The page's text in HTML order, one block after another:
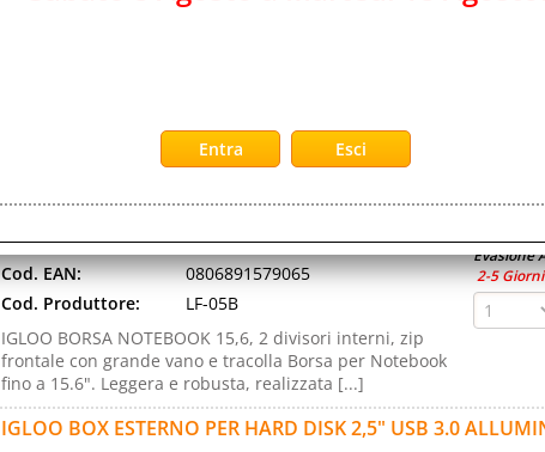
Marca:
IGLOO
Garanzia:
ITALIA
Cod. EAN:
0806891579065
Cod. Produttore:
LF-05B
IGLOO BORSA NOTEBOOK 15,6, 2 divisori interni, zip
frontale con grande vano e tracolla Borsa per Notebook
fino a 15.6". Leggera e robusta, realizzata [...]
Non
Evasione
2-5
IGLOO BOX ESTERNO PER HARD DISK 2,5" USB 3.0